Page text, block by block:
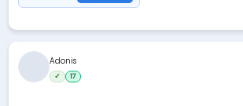
Adonis
✓ 17